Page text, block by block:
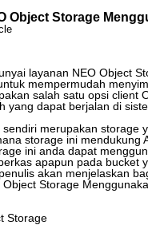
Object Storage
layanan NEO Object
mempermudah
salah satu opsi client
yang dapat berjalan di
sendiri merupakan storage
storage ini mendukung
ini anda dapat
apapun pada bucket
penulis akan menjelaskan
Object Storage
Storage